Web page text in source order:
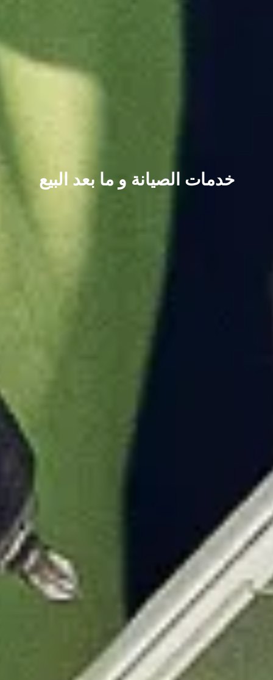
خدمات الصيانة و ما بعد البيع